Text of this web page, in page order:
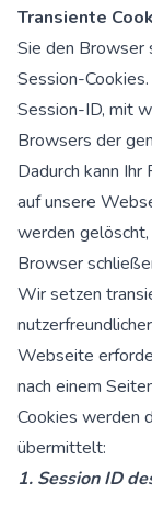
Transiente
Sie den Browser
Session-
Session-ID, mit
Browsers der
Dadurch kann
auf unsere
werden
Browser
Wir setzen
Webseite
nach einem
Cookies werden
übermittelt:
1. Session ID